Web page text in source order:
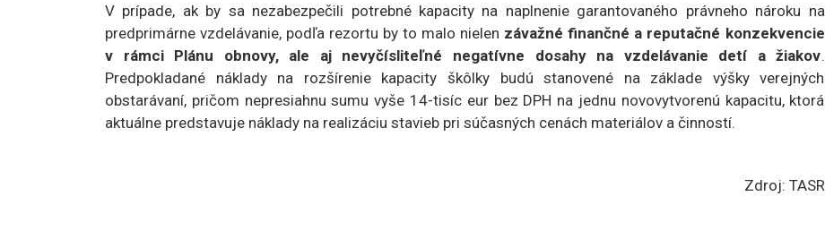
V prípade, ak by sa nezabezpečili potrebné kapacity na naplnenie garantovaného právneho nároku na
predprimárne vzdelávanie, podľa rezortu by to malo nielen závažné finančné a reputačné konzekvencie
v rámci Plánu obnovy, ale aj nevyčísliteľné negatívne dosahy na vzdelávanie detí a žiakov.
Predpokladané náklady na rozšírenie kapacity škôlky budú stanovené na základe výšky verejných
obstarávaní, pričom nepresiahnu sumu vyše 14-tisíc eur bez DPH na jednu novovytvorenú kapacitu, ktorá
aktuálne predstavuje náklady na realizáciu stavieb pri súčasných cenách materiálov a činností.
Zdroj: TASR